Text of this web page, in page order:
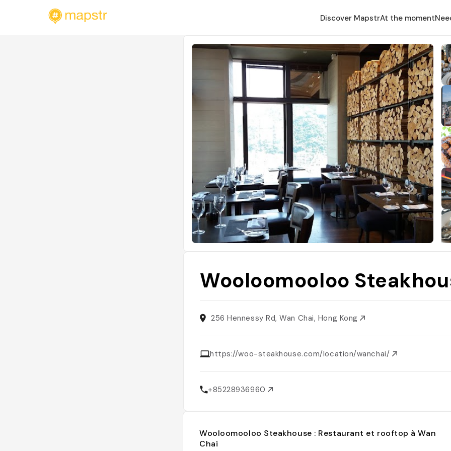
Discover MapstrAt the moment
Wooloomooloo
256 Hennessy Rd, Wan Chai, Hong Kong
https://woo-steakhouse.com/location/wanchai/
+85228936960
Wooloomooloo Steakhouse : Restaurant et rooftop à Wan
Chai